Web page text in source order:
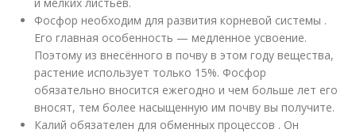
Фосфор необходим для развития корневой системы .
Его главная особенность — медленное усвоение.
Поэтому из внесённого в почву в этом году вещества,
растение использует только 15%. Фосфор
обязательно вносится ежегодно и чем больше лет его
вносят, тем более насыщенную им почву вы получите.
Калий обязателен для обменных процессов . Он